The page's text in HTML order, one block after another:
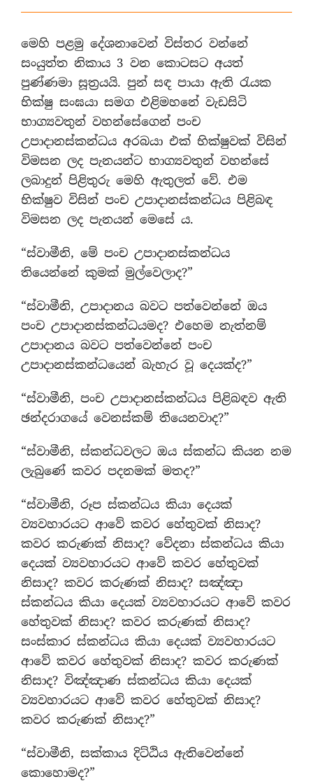
මෙහි පළමු දේශනාවෙන් විස්තර වන්නේ
සංයුත්ත නිකාය 3 වන කොටසට අයත්
පුණ්ණමා සූත්‍රයයි. පුන් සඳ පායා ඇති රැයක
භික්ෂු සංඝයා සමග එළිමහනේ වැඩසිටි
භාග්‍යවතුන් වහන්සේගෙන් පංච
උපාදානස්කන්ධය අරබයා එක් භික්ෂුවක් විසින්
විමසන ලද පැනයන්ට භාග්‍යවතුන් වහන්සේ
ලබාදුන් පිළිතුරු මෙහි ඇතුලත් වේ. එම
භික්ෂුව විසින් පංච උපාදානස්කන්ධය පිළිබඳ
විමසන ලද පැනයන් මෙසේ ය.
“ස්වාමීනි, මේ පංච උපාදානස්කන්ධය
තියෙන්නේ කුමක් මුල්වෙලාද?”
“ස්වාමීනි, උපාදානය බවට පත්වෙන්නේ ඔය
පංච උපාදානස්කන්ධයමද? එහෙම නැත්නම්
උපාදානය බවට පත්වෙන්නේ පංච
උපාදානස්කන්ධයෙන් බැහැර වූ දෙයක්ද?”
“ස්වාමීනි, පංච උපාදානස්කන්ධය පිළිබඳව ඇති
ඡන්දරාගයේ වෙනස්කම් තියෙනවාද?”
“ස්වාමීනි, ස්කන්ධවලට ඔය ස්කන්ධ කියන නම
ලැබුණේ කවර පදනමක් මතද?”
“ස්වාමීනි, රූප ස්කන්ධය කියා දෙයක්
ව්‍යවහාරයට ආවේ කවර හේතුවක් නිසාද?
කවර කරුණක් නිසාද? වේදනා ස්කන්ධය කියා
දෙයක් ව්‍යවහාරයට ආවේ කවර හේතුවක්
නිසාද? කවර කරුණක් නිසාද? සඤ්ඤා
ස්කන්ධය කියා දෙයක් ව්‍යවහාරයට ආවේ කවර
හේතුවක් නිසාද? කවර කරුණක් නිසාද?
සංස්කාර ස්කන්ධය කියා දෙයක් ව්‍යවහාරයට
ආවේ කවර හේතුවක් නිසාද? කවර කරුණක්
නිසාද? විඤ්ඤාණ ස්කන්ධය කියා දෙයක්
ව්‍යවහාරයට ආවේ කවර හේතුවක් නිසාද?
කවර කරුණක් නිසාද?”
“ස්වාමීනි, සක්කාය දිට්ඨිය ඇතිවෙන්නේ
කොහොමද?”